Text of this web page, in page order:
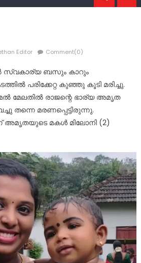
Editor Comment(0)
സ്വകാര്യ ബസും കാറും
പരിക്കേറ്റ കുഞ്ഞു കൂടി മരിച്ചു.
മേലതിൽ രാജന്റെ ഭാര്യ അമൃത
തന്നെ മരണപ്പെട്ടിരുന്നു.
അമൃതയുടെ മകൾ മിലോനി (2)